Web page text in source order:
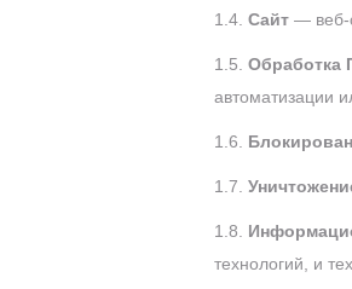
1.4. Сайт — веб-
1.5. Обработка
автоматизации
1.6.
1.7.
1.8.
технологий, и